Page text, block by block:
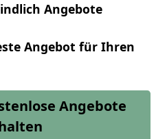
Angebote
Angebot für Ihren
Angebote